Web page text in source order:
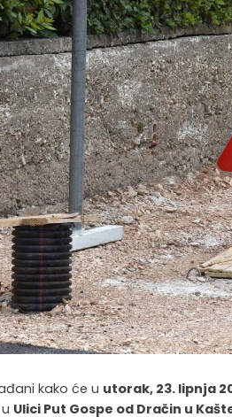
kako će u utorak, 23. lipnja
Ulici Put Gospe od Dračin u